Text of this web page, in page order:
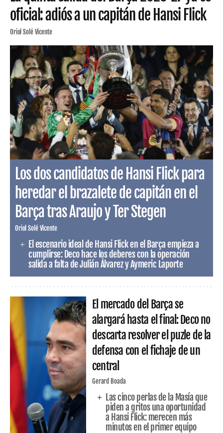
oficial: adiós a un capitán de Hansi Flick
Oriol Solé Vicente
Los dos candidatos de Hansi Flick para
heredar el brazalete de capitán en el
Barça tras Araujo y Ter Stegen
Oriol Solé Vicente
El escenario ideal de Hansi Flick en el Barça empieza a
cumplirse: Deco hace los deberes con la operación
salida a falta de Julián Álvarez y Aymeric Laporte
El mercado del Barça se
alargará hasta el final: Deco no
descarta resolver el puzle de la
defensa con el fichaje de un
central
Gerard Boada
Las cinco perlas de la Masía que
piden a gritos una oportunidad
a Hansi Flick: merecen más
minutos en el primer equipo